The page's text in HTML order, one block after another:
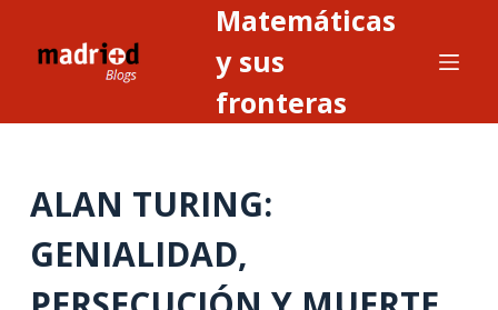
Matemáticas
y sus
fronteras
ALAN TURING:
GENIALIDAD,